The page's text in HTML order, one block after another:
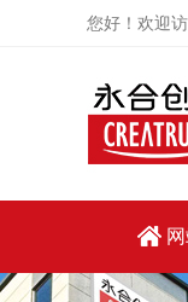
您好！欢迎